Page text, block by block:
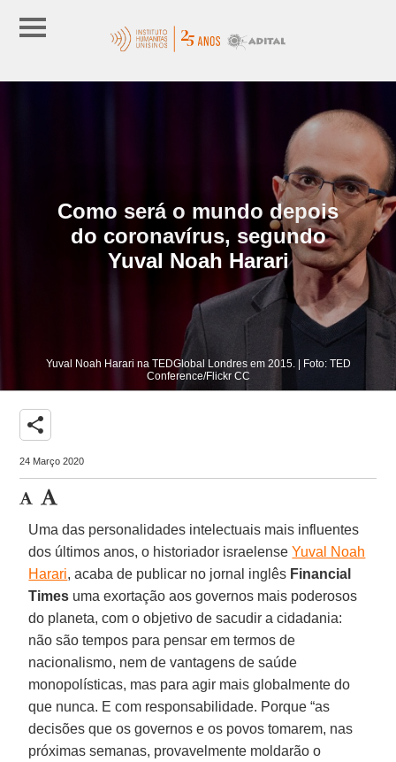
Como será o mundo depois
do coronavírus, segundo
Yuval Noah Harari
Yuval Noah Harari na TEDGlobal Londres em 2015. | Foto: TED
Conference/Flickr CC
share
24 Março 2020
Uma das personalidades intelectuais mais influentes
dos últimos anos, o historiador israelenseYuval Noah
Harari, acaba de publicar no jornal inglês Financial
Times uma exortação aos governos mais poderosos
do planeta, com o objetivo de sacudir a cidadania:
não são tempos para pensar em termos de
nacionalismo, nem de vantagens de saúde
monopolísticas, mas para agir mais globalmente do
que nunca. E com responsabilidade. Porque “as
decisões que os governos e os povos tomarem, nas
próximas semanas, provavelmente moldarão o